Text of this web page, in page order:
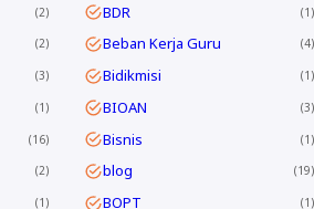
2 BDR 1
2 Beban Kerja Guru 4
3 Bidikmisi 1
1 BIOAN 3
16 Bisnis 1
2 blog 19
1 BOPT 1